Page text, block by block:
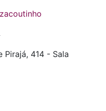
Pirajá, 414 - Sala